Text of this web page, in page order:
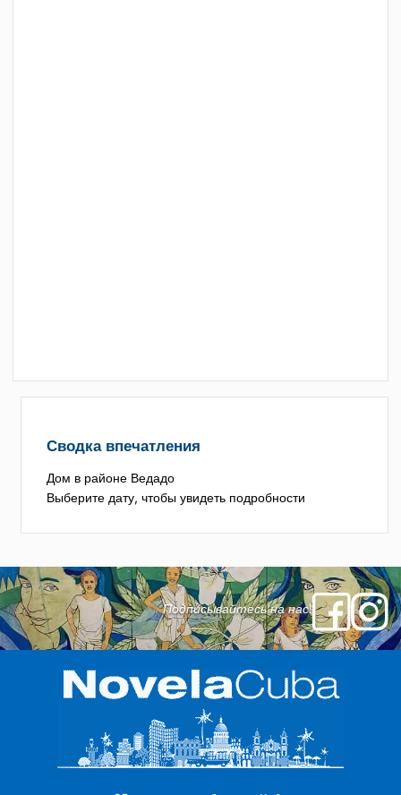
Сводка впечатления
Дом в районе Ведадо
Выберите дату, чтобы увидеть подробности
Подписывайтесь на нас!